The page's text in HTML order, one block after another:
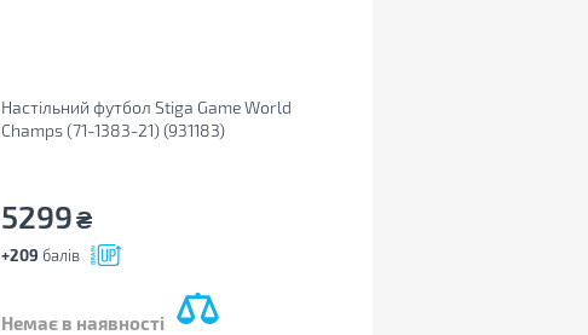
Настільний футбол Stiga Game World
Champs (71-1383-21) (931183)
5299₴
+209 балів
Немає в наявності